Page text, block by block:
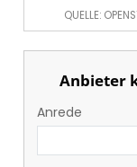
QUELLE:
Anbieter
Anrede